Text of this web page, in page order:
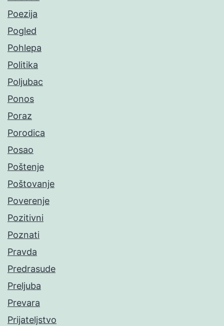
Poezija
Pogled
Pohlepa
Politika
Poljubac
Ponos
Poraz
Porodica
Posao
Poštenje
Poštovanje
Poverenje
Pozitivni
Poznati
Pravda
Predrasude
Preljuba
Prevara
Prijateljstvo